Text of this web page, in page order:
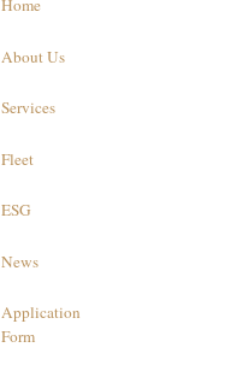
Home
About Us
Services
Fleet
ESG
News
Application
Form